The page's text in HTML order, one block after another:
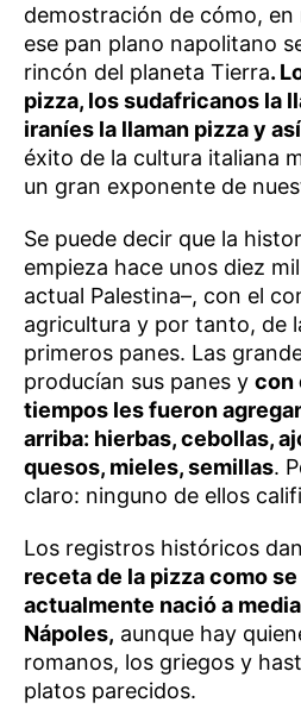
demostración de cómo, en
ese pan plano napolitano
rincón del planeta Tierra.
pizza, los sudafricanos la
iraníes la llaman pizza y
éxito de la cultura italiana
un gran exponente de
Se puede decir que la
empieza hace unos diez
actual Palestina–, con el
agricultura y por tanto, de
primeros panes. Las
producían sus panes y con
tiempos les fueron
arriba: hierbas, cebollas,
quesos, mieles, semillas.
claro: ninguno de ellos
Los registros históricos
receta de la pizza como
actualmente nació a
Nápoles, aunque hay
romanos, los griegos y
platos parecidos.